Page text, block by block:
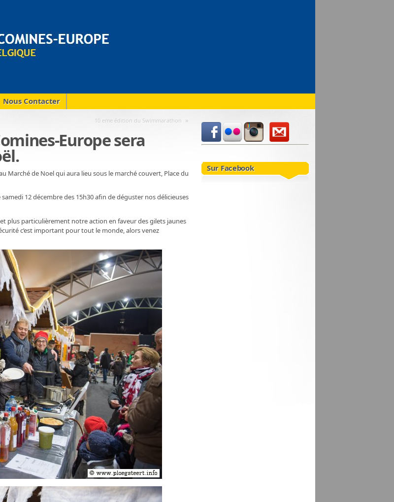
Nous Contacter
10 eme édition du Swimmarathon »
Europe sera
Marché de Noel qui aura lieu sous le marché couvert, Place du
12 décembre des 15h30 afin de déguster nos délicieuses
plus particulièrement notre action en faveur des gilets jaunes
c’est important pour tout le monde, alors venez
Sur Facebook